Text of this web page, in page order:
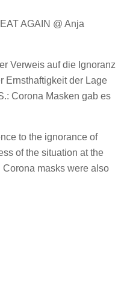
AGAIN @ Anja
Verweis auf die Ignoranz
Ernsthaftigkeit der Lage
Corona Masken gab es
to the ignorance of
of the situation at the
Corona masks were also